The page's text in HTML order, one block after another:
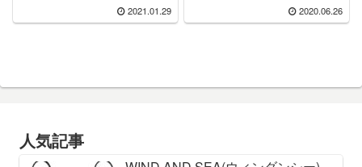
2021.01.29 2020.06.26
人気記事